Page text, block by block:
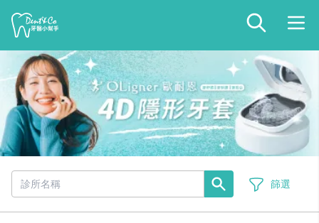
篩選